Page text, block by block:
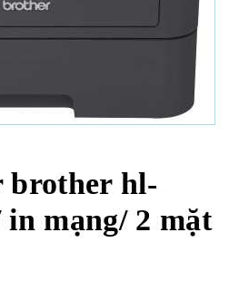
brother hl-
in mạng/ 2 mặt